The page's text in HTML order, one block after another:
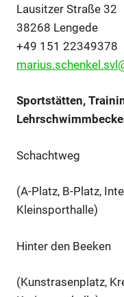
Lausitzer Straße 32
38268 Lengede
+49 151 22349378
Sportstätten,
Schachtweg
(A-Platz, B-Platz,
Kleinsporthalle)
Hinter den Beeken
(Kunstrasenplatz,